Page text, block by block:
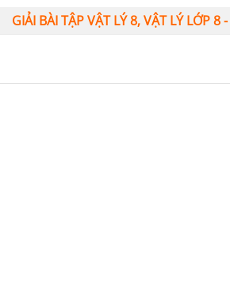
GIẢI BÀI TẬP VẬT LÝ 8, VẬT LÝ LỚP 8